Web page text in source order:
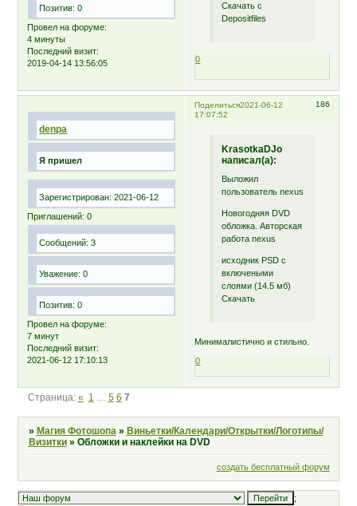
Позитив: 0
Провел на форуме:
4 минуты
Последний визит:
2019-04-14 13:56:05
Скачать c
Depositfiles
0
Поделиться 186
2021-06-12
17:07:52
denpa
Я пришел
Зарегистрирован: 2021-06-12
Приглашений: 0
Сообщений: 3
Уважение: 0
Позитив: 0
Провел на форуме:
7 минут
Последний визит:
2021-06-12 17:10:13
KrasotkaDJo
написал(а):
Выложил
пользователь nexus
Новогодняя DVD
обложка. Авторская
работа nexus
исходник PSD с
включеными
слоями (14.5 мб)
Скачать
Минималистично и стильно.
0
Страница: « 1 … 5 6 7
» Магия Фотошопа » Виньетки/Календари/Открытки/Логотипы/
Визитки » Обложки и наклейки на DVD
создать бесплатный форум
;